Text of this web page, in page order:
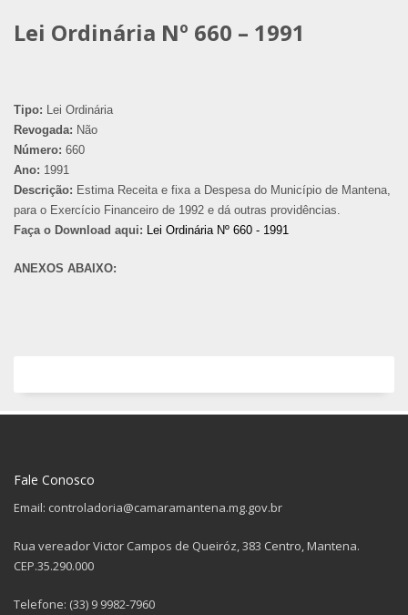
Lei Ordinária Nº 660 – 1991
Tipo: Lei Ordinária
Revogada: Não
Número: 660
Ano: 1991
Descrição: Estima Receita e fixa a Despesa do Município de Mantena,
para o Exercício Financeiro de 1992 e dá outras providências.
Faça o Download aqui: Lei Ordinária Nº 660 - 1991
ANEXOS ABAIXO:
Fale Conosco
Email: controladoria@camaramantena.mg.gov.br
Rua vereador Victor Campos de Queiróz, 383 Centro, Mantena.
CEP.35.290.000
Telefone: (33) 9 9982-7960